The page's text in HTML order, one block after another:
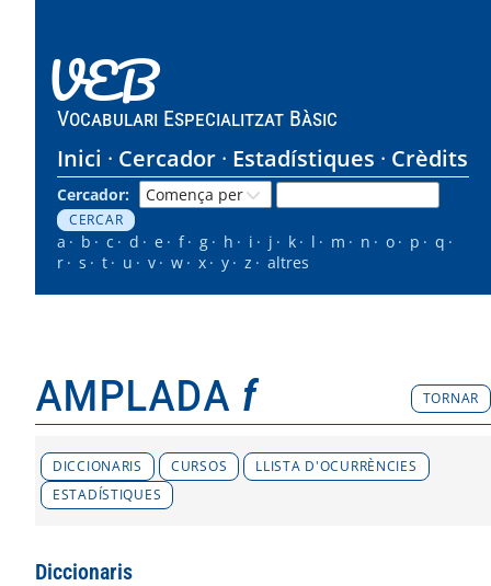
VEB
Vocabulari Especialitzat Bàsic
Inici Cercador Estadístiques Crèdits
Cercador:
a b c d e f g h i j k l m n o p
q
r
s t u v w x y z altres
amplada f TORNAR
DICCIONARIS CURSOS
LLISTA D'OCURRÈNCIES
ESTADÍSTIQUES
Diccionaris